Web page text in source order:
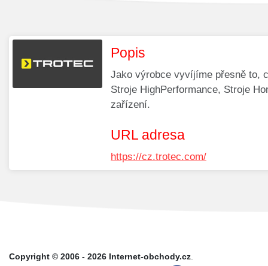
Popis
Jako výrobce vyvíjíme přesně to,
Stroje HighPerformance, Stroje
zařízení.
URL adresa
https://cz.trotec.com/
Copyright © 2006 - 2026 Internet-obchody.cz.